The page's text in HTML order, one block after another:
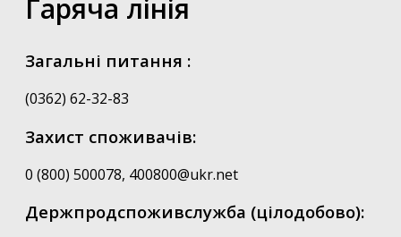
Гаряча лінія
Загальні питання :
(0362) 62-32-83
Захист споживачів:
0 (800) 500078, 400800@ukr.net
Держпродспоживслужба (цілодобово):